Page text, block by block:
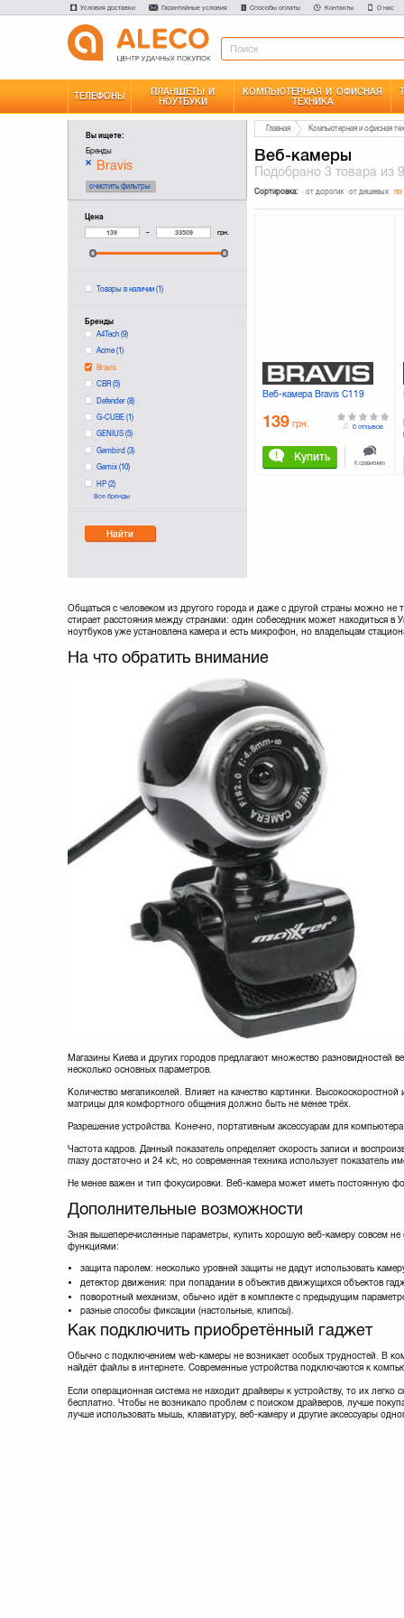
Условия доставки Гарантийные условия Способы оплаты Контакты О нас
ТЕЛЕФОНЫ
ПЛАНШЕТЫ И
НОУТБУКИ
КОМПЬЮТЕРНАЯ И ОФИСНАЯ
ТЕХНИКА
Вы ищете:
Бренды
Bravis
очистить фильтры
Цена
– грн.
Товары в наличии(1)
Бренды
A4Tech(9)
Acme(1)
Bravis
CBR(5)
Defender(8)
G-CUBE(1)
GENIUS(5)
Gembird(3)
Gemix(10)
HP(2)
LOGITECH
Maxxter(1)
Все бренды
Найти
Главная Компьютерная и офисная
Веб-камеры
Подобрано3 товара из
Сортировка: от дорогих от дешевых по
Веб-камера Bravis C119
139 грн.
Купить
0 отзывов
К сравнению
Общаться с человеком из другого города и даже с другой страны можно
стирает расстояния между странами: один собеседник может находиться
ноутбуков уже установлена камера и есть микрофон, но владельцам
На что обратить внимание
Магазины Киева и других городов предлагают множество разновидностей
несколько основных параметров.
Количество мегапикселей. Влияет на качество картинки.
матрицы для комфортного общения должно быть не менее трёх.
Разрешение устройства. Конечно, портативным аксессуарам для
Частота кадров. Данный показатель определяет скорость записи и
глазу достаточно и 24 к/с, но современная техника использует показатель
Не менее важен и тип фокусировки. Веб-камера может иметь постоянную
Дополнительные возможности
Зная вышеперечисленные параметры, купить хорошую веб-камеру совсем
функциями:
защита паролем: несколько уровней защиты не дадут использовать
детектор движения: при попадании в объектив движущихся объектов
поворотный механизм, обычно идёт в комплекте с предыдущим
разные способы фиксации (настольные, клипсы).
Как подключить приобретённый гаджет
Обычно с подключением web-камеры не возникает особых трудностей. В
найдёт файлы в интернете. Современные устройства подключаются к
Если операционная система не находит драйверы к устройству, то их
бесплатно. Чтобы не возникало проблем с поиском драйверов, лучше
лучше использовать мышь, клавиатуру, веб-камеру и другие аксессуары